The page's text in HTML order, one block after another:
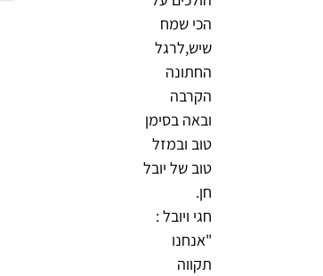
הכי שמח
שיש,לרגל
החתונה
הקרבה
ובאה בסימן
טוב ובמזל
טוב של יובל
חן.
חגי ויובל :
"אנחנו
תקווה